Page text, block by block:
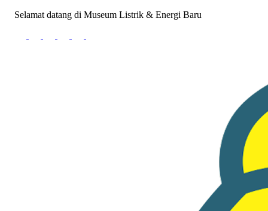
Selamat datang di Museum Listrik & Energi Baru